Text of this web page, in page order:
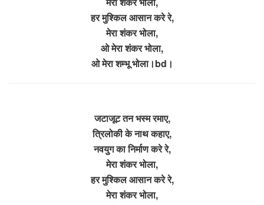
हर मुश्किल आसान करे रे,
मेरा शंकर भोला,
ओ मेरा शंकर भोला,
ओ मेरा शम्भू भोला।bd।
जटाजूट तन भस्म रमाए,
त्रिलोकी के नाथ कहाए,
नवयुग का निर्माण करे रे,
मेरा शंकर भोला,
हर मुश्किल आसान करे रे,
मेरा शंकर भोला,